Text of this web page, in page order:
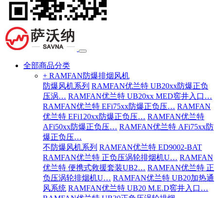
全部商品分类
+ RAMFAN防爆排烟风机
防爆风机系列 RAMFAN优兰特 UB20xx防爆正负
压涡… RAMFAN优兰特 UB20xx MED窖井入口…
RAMFAN优兰特 EFi75xx防爆正负压… RAMFAN
优兰特 EFi120xx防爆正负压… RAMFAN优兰特
AFi50xx防爆正负压… RAMFAN优兰特 AFi75xx防
爆正负压…
不防爆风机系列 RAMFAN优兰特 ED9002-BAT
RAMFAN优兰特 正负压涡轮排烟机U… RAMFAN
优兰特 便携式救援套装UB2… RAMFAN优兰特 正
负压涡轮排烟机U… RAMFAN优兰特 UB20加热通
风系统 RAMFAN优兰特 UB20 M.E.D窖井入口…